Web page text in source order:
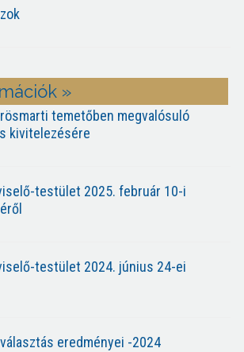
»
temetőben megvalósuló
kivitelezésére
testület 2025. február 10-i
testület 2024. június 24-ei
eredményei -2024